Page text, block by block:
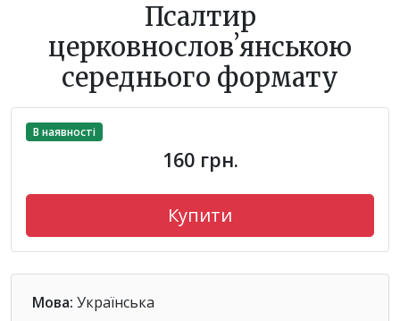
Псалтир
церковнословʼянською
середнього формату
В наявності
160 грн.
Купити
Мова: Українська